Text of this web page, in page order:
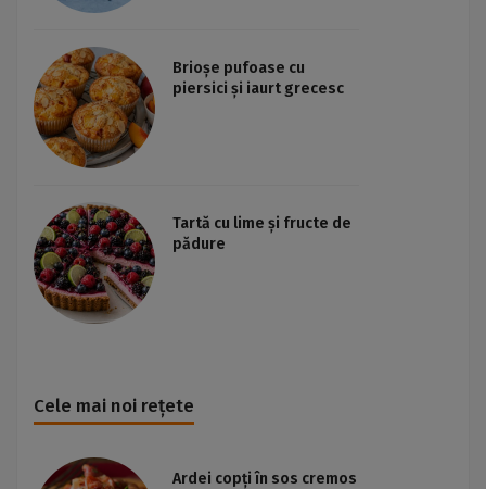
Brioșe pufoase cu
piersici și iaurt grecesc
Tartă cu lime și fructe de
pădure
Cele mai noi rețete
Ardei copți în sos cremos